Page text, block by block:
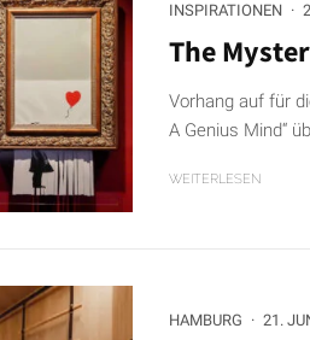
INSPIRATIONEN ·
The
Vorhang auf für
A Genius Mind“
WEITERLESEN
HAMBURG · 21.